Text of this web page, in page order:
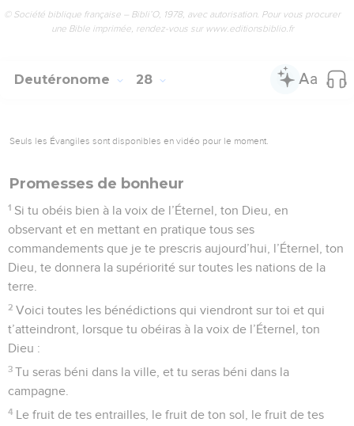
© Société biblique française – Bibli’O, 1978, avec autorisation. Pour vous procurer
une Bible imprimée, rendez-vous sur www.editionsbiblio.fr
Deutéronome 28
Seuls les Évangiles sont disponibles en vidéo pour le moment.
Promesses de bonheur
1 Si tu obéis bien à la voix de l’Éternel, ton Dieu, en
observant et en mettant en pratique tous ses
commandements que je te prescris aujourd’hui, l’Éternel, ton
Dieu, te donnera la supériorité sur toutes les nations de la
terre.
2 Voici toutes les bénédictions qui viendront sur toi et qui
t’atteindront, lorsque tu obéiras à la voix de l’Éternel, ton
Dieu :
3 Tu seras béni dans la ville, et tu seras béni dans la
campagne.
4 Le fruit de tes entrailles, le fruit de ton sol, le fruit de tes